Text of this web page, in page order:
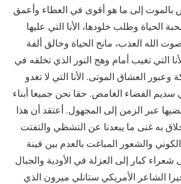
بالموت إلى ما هو أقوى في العطاء وأعمق
الحياة وطلب خلودها، الأنا التي عليها
لصوت الله العذب، مانح الحياة وخالق ألفة
التي تغيب أمام وهج النور الذي تخلقه في
وعبور العشاق الموتى. الأنا التي لا تغدو
الفضاء الغامض. حقا نحن جميعا أبناء
عبر الزمن إلى المجهول. أعتقد أن هذا
به غنى ما يبعدنا عن التشظي والتفتت
والشعور المباغت بالعدم بين فينة
كبار إلى العزلة في الأودية والجبال
الشاعر الأمريكي ستانلي ميرون الذي